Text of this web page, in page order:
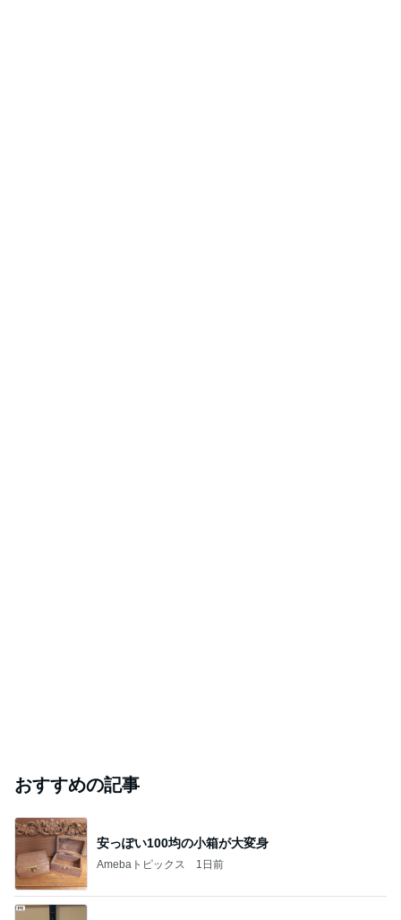
おすすめの記事
安っぽい100均の小箱が大変身
Amebaトピックス 1日前